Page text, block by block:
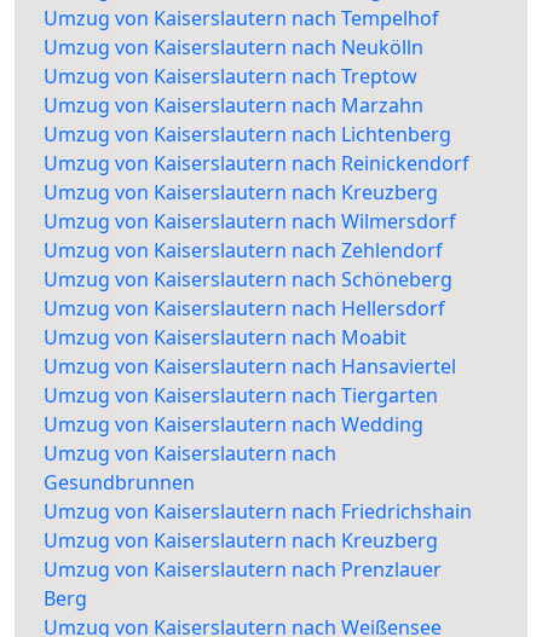
Umzug von Kaiserslautern nach Tempelhof
Umzug von Kaiserslautern nach Neukölln
Umzug von Kaiserslautern nach Treptow
Umzug von Kaiserslautern nach Marzahn
Umzug von Kaiserslautern nach Lichtenberg
Umzug von Kaiserslautern nach Reinickendorf
Umzug von Kaiserslautern nach Kreuzberg
Umzug von Kaiserslautern nach Wilmersdorf
Umzug von Kaiserslautern nach Zehlendorf
Umzug von Kaiserslautern nach Schöneberg
Umzug von Kaiserslautern nach Hellersdorf
Umzug von Kaiserslautern nach Moabit
Umzug von Kaiserslautern nach Hansaviertel
Umzug von Kaiserslautern nach Tiergarten
Umzug von Kaiserslautern nach Wedding
Umzug von Kaiserslautern nach
Gesundbrunnen
Umzug von Kaiserslautern nach Friedrichshain
Umzug von Kaiserslautern nach Kreuzberg
Umzug von Kaiserslautern nach Prenzlauer
Berg
Umzug von Kaiserslautern nach Weißensee